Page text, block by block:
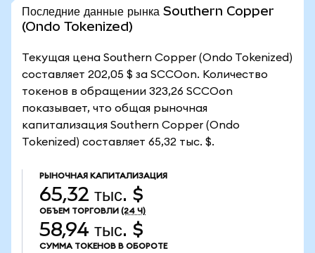
Последние данные рынка Southern Copper
(Ondo Tokenized)
Текущая цена Southern Copper (Ondo Tokenized)
составляет 202,05 $ за SCCOon. Количество
токенов в обращении 323,26 SCCOon
показывает, что общая рыночная
капитализация Southern Copper (Ondo
Tokenized) составляет 65,32 тыс. $.
РЫНОЧНАЯ КАПИТАЛИЗАЦИЯ
65,32 тыс. $
ОБЪЕМ ТОРГОВЛИ (24 Ч)
58,94 тыс. $
СУММА ТОКЕНОВ В ОБОРОТЕ